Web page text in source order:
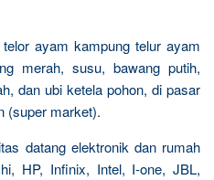
ayam kampung telur ayam
merah, susu, bawang putih,
dan ubi ketela pohon, di pasar
(super market).
datang elektronik dan rumah
HP, Infinix, Intel, I-one, JBL,